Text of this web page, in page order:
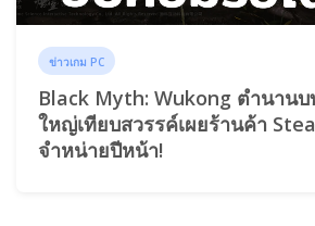
ข่าวเกม PC
Black Myth: Wukong ตำนาน
ใหญ่เทียบสวรรค์เผยร้านค้า
จำหน่ายปีหน้า!